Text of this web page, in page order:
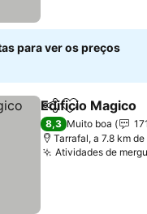
para ver os preços
PartilharAdicionar
Edificio Magico
8,3 Muito boa
Tarrafal, a 7.8 km
Atividades de